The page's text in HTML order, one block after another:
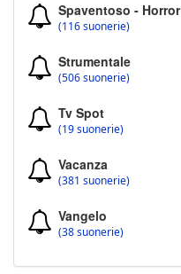
Spaventoso - Horror
(116 suonerie)
Strumentale
(506 suonerie)
Tv Spot
(19 suonerie)
Vacanza
(381 suonerie)
Vangelo
(38 suonerie)